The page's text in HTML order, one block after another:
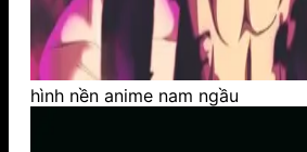
hình nền anime nam ngầu